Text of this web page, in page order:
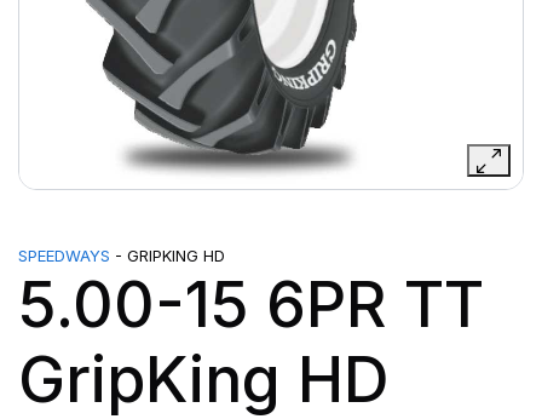
SPEEDWAYS - GRIPKING HD
5.00-15 6PR TT
GripKing HD